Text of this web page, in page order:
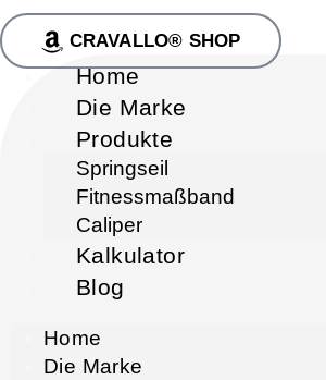
CRAVALLO® SHOP
Home
Die Marke
Produkte
Springseil
Fitnessmaßband
Caliper
Kalkulator
Blog
Home
Die Marke